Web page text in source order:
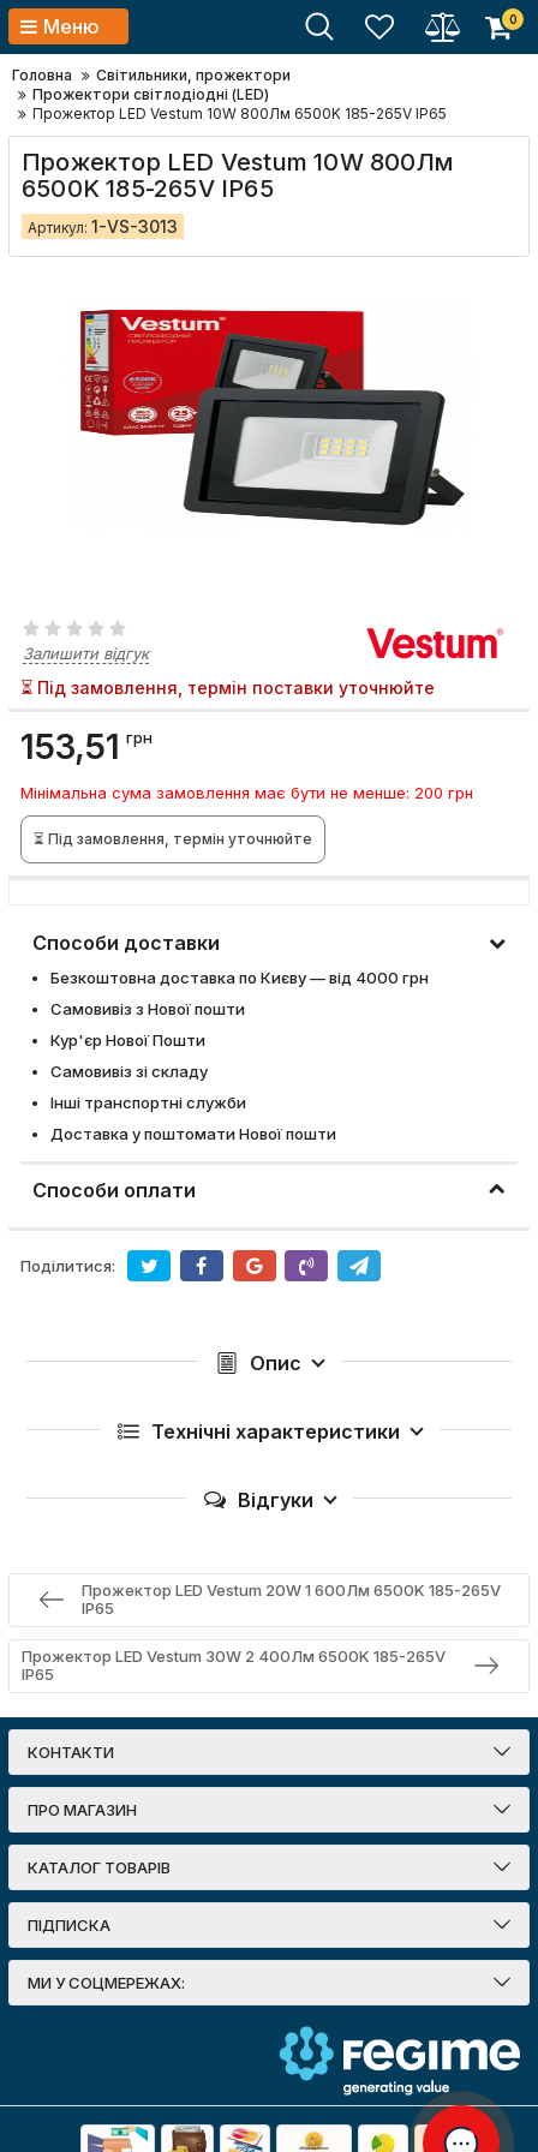
Меню 0
Головна
Світильники, прожектори
Прожектори світлодіодні (LED)
Прожектор LED Vestum 10W 800Лм 6500K 185-265V IP65
Прожектор LED Vestum 10W 800Лм
6500K 185-265V IP65
Артикул: 1-VS-3013
Залишити відгук
⏳ Під замовлення, термін поставки уточнюйте
153,51 грн
Мінімальна сума замовлення має бути не менше: 200 грн
⏳ Під замовлення, термін уточнюйте
Способи доставки
Безкоштовна доставка по Києву — від 4000 грн
Самовивіз з Нової пошти
Кур'єр Нової Пошти
Самовивіз зі складу
Інші транспортні служби
Доставка у поштомати Нової пошти
Способи оплати
Поділитися:
Опис
Технічні характеристики
Відгуки
Прожектор LED Vestum 20W 1 600Лм 6500K 185-265V
IP65
Прожектор LED Vestum 30W 2 400Лм 6500K 185-265V
IP65
КОНТАКТИ
ПРО МАГАЗИН
КАТАЛОГ ТОВАРІВ
ПІДПИСКА
МИ У СОЦМЕРЕЖАХ: